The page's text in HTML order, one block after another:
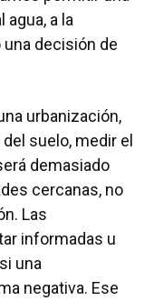
a la
decisión de
urbanización,
suelo, medir el
demasiado
cercanas, no
Las
informadas u
una
negativa. Ese